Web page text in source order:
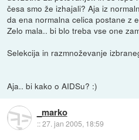
česa smo že izhajali? Aja iz
da ena normalna celica postane z
Zelo mala.. bi blo treba vse one
Selekcija in razmnoževanje
Aja.. bi kako o AIDSu? :)
_marko
::27. jan 2005, 18:59